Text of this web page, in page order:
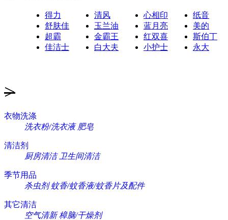
得力 清风 心相印
纸音
舒肤佳
玉兰油 蓝月亮
美的
超霸
金霸王 红双喜
斯伯丁
佳洁士
白大夫 小护士 永大
>
衣物洗涤
洗衣粉/洗衣液 肥皂
清洁剂
厨房清洁 卫生间清洁
季节用品
杀虫剂 蚊香/蚊香液/蚊香片及配件
其它清洁
空气清新 樟脑/干燥剂